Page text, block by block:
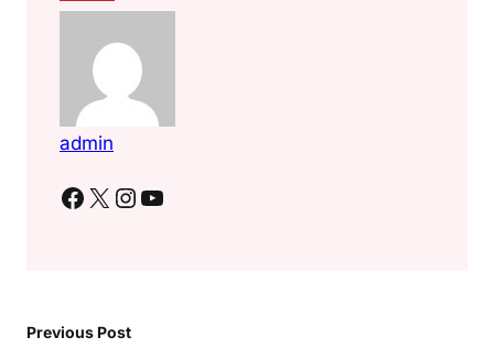
admin
Facebook X Instagram YouTube
Previous Post